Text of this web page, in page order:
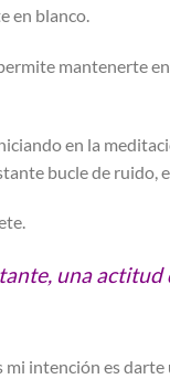
en blanco.
mantenerte
en la
bucle de ruido,
una
intención es